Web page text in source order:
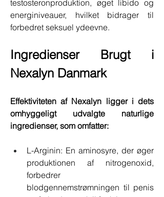
testosteronproduktion, øget libido og
energiniveauer, hvilket bidrager til
forbedret seksuel ydeevne.
Ingredienser Brugt i
Nexalyn Danmark
Effektiviteten af ​​Nexalyn ligger i dets
omhyggeligt udvalgte naturlige
ingredienser, som omfatter:
L-Arginin: En aminosyre, der øger
produktionen af ​​nitrogenoxid,
forbedrer
blodgennemstrømningen til penis